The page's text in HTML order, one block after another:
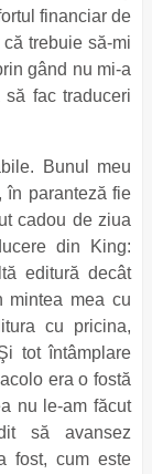
financiar de
trebuie să-mi
gând nu mi-a
fac traduceri
Bunul meu
în paranteză fie
cadou de ziua
din King:
editură decât
mintea mea cu
cu pricina,
tot întâmplare
era o fostă
nu le-am făcut
să avansez
fost, cum este